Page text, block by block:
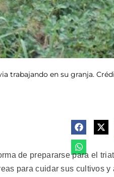
en su granja.
de prepararse para el
para cuidar sus cultivos y